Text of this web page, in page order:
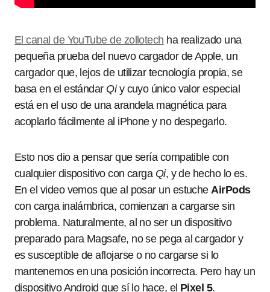
El canal de YouTube de zollotech ha realizado una
pequeña prueba del nuevo cargador de Apple, un
cargador que, lejos de utilizar tecnología propia, se
basa en el estándar Qiy cuyo único valor especial
está en el uso de una arandela magnética para
acoplarlo fácilmente al iPhone y no despegarlo.
Esto nos dio a pensar que sería compatible con
cualquier dispositivo con carga Qi, y de hecho lo es.
En el video vemos que al posar un estucheAirPods
con carga inalámbrica, comienzan a cargarse sin
problema. Naturalmente, al no ser un dispositivo
preparado para Magsafe, no se pega al cargador y
es susceptible de aflojarse o no cargarse si lo
mantenemos en una posición incorrecta. Pero hay un
dispositivo Android que sí lo hace, el Pixel 5.